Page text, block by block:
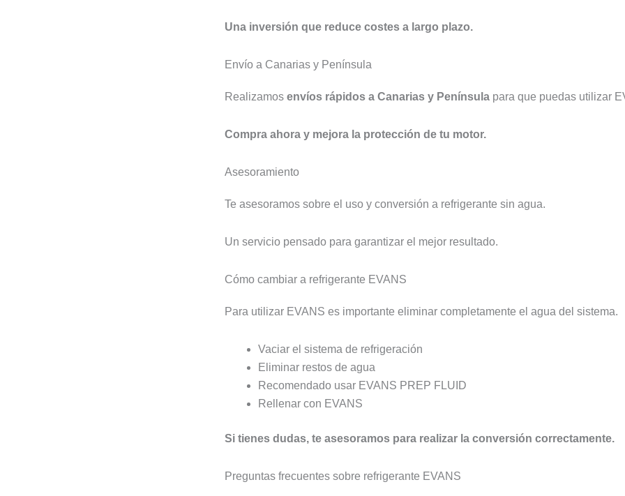
Una inversión que reduce costes a largo plazo.
Envío a Canarias y Península
Realizamosenvíos rápidos a Canarias y Península para que puedas utilizar
Compra ahora y mejora la protección de tu motor.
Asesoramiento
Te asesoramos sobre el uso y conversión a refrigerante sin agua.
Un servicio pensado para garantizar el mejor resultado.
Cómo cambiar a refrigerante EVANS
Para utilizar EVANS es importante eliminar completamente el agua del sistema.
Vaciar el sistema de refrigeración
Eliminar restos de agua
Recomendado usar EVANS PREP FLUID
Rellenar con EVANS
Si tienes dudas, te asesoramos para realizar la conversión correctamente.
Preguntas frecuentes sobre refrigerante EVANS